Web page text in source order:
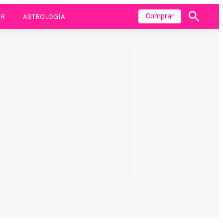
ASTROLOGÍA Comprar
Mostrar